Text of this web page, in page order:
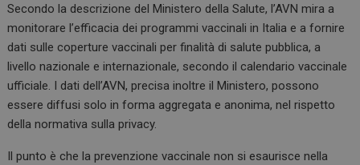
Secondo la descrizione del Ministero della Salute, l’AVN mira a
monitorare l’efficacia dei programmi vaccinali in Italia e a fornire
dati sulle coperture vaccinali per finalità di salute pubblica, a
livello nazionale e internazionale, secondo il calendario vaccinale
ufficiale. I dati dell’AVN, precisa inoltre il Ministero, possono
essere diffusi solo in forma aggregata e anonima, nel rispetto
della normativa sulla privacy.
Il punto è che la prevenzione vaccinale non si esaurisce nella